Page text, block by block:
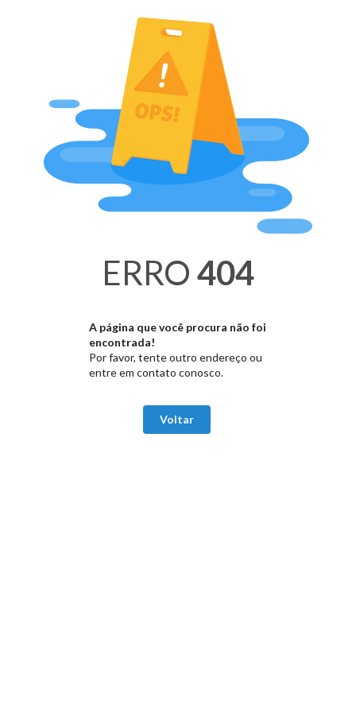
ERRO 404
A página que você procura não foi
encontrada!
Por favor, tente outro endereço ou
entre em contato conosco.
Voltar